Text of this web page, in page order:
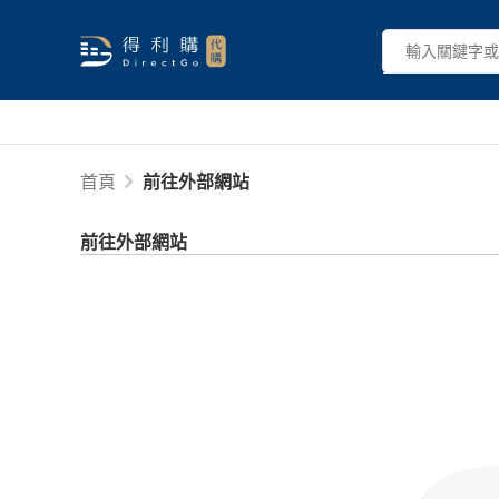
首頁 前往外部網站
前往外部網站